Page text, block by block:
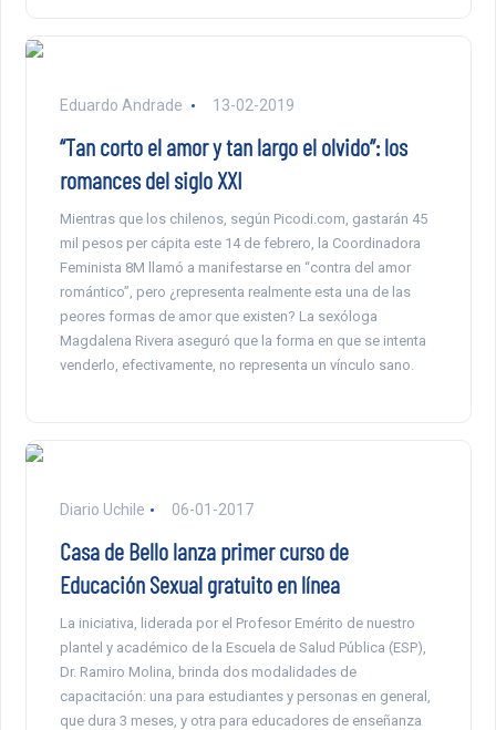
Eduardo Andrade 13-02-2019
“Tan corto el amor y tan largo el olvido”: los
romances del siglo XXI
Mientras que los chilenos, según Picodi.com, gastarán 45
mil pesos per cápita este 14 de febrero, la Coordinadora
Feminista 8M llamó a manifestarse en “contra del amor
romántico”, pero ¿representa realmente esta una de las
peores formas de amor que existen? La sexóloga
Magdalena Rivera aseguró que la forma en que se intenta
venderlo, efectivamente, no representa un vínculo sano.
Diario Uchile 06-01-2017
Casa de Bello lanza primer curso de
Educación Sexual gratuito en línea
La iniciativa, liderada por el Profesor Emérito de nuestro
plantel y académico de la Escuela de Salud Pública (ESP),
Dr. Ramiro Molina, brinda dos modalidades de
capacitación: una para estudiantes y personas en general,
que dura 3 meses, y otra para educadores de enseñanza